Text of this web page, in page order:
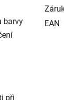
barvy
při
EAN